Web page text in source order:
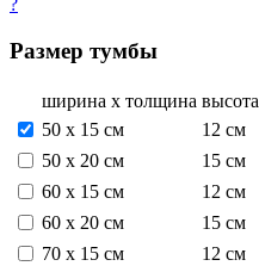
?
Размер тумбы
ширина х толщина высота
50 х 15 см
12 см
50 х 20 см
15 см
60 х 15 см
12 см
60 х 20 см
15 см
70 х 15 см
12 см